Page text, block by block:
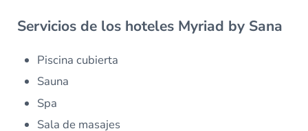
Servicios de los hoteles Myriad by Sana
Piscina cubierta
Sauna
Spa
Sala de masajes